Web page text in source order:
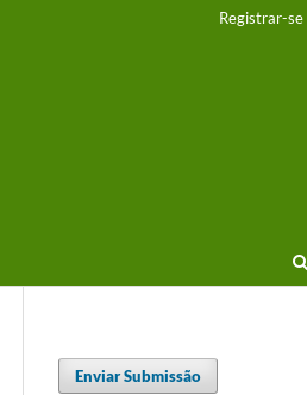
Registrar-se
Enviar Submissão